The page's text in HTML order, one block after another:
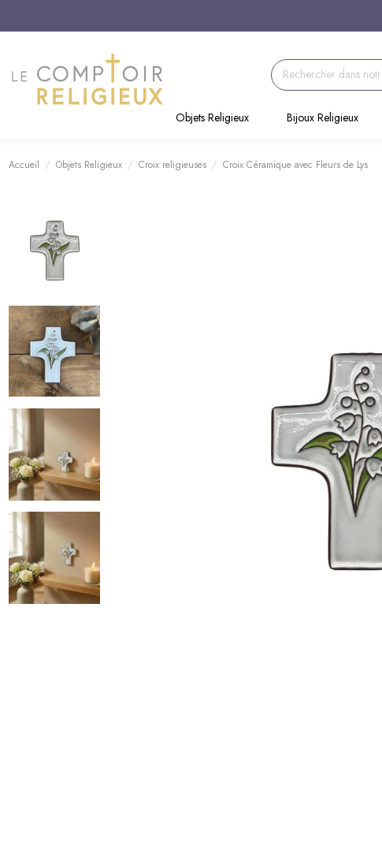
Objets Religieux
Bijoux Religieux
Accueil Objets Religieux Croix religieuses Croix Céramique avec Fleurs de Lys